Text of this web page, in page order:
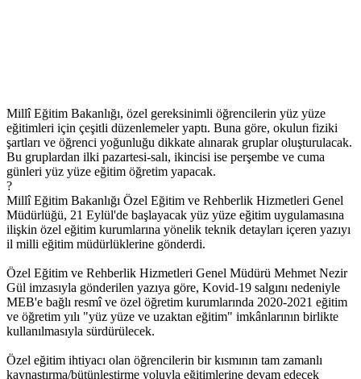
Millî Eğitim Bakanlığı, özel gereksinimli öğrencilerin yüz yüze
eğitimleri için çeşitli düzenlemeler yaptı. Buna göre, okulun fiziki
şartları ve öğrenci yoğunluğu dikkate alınarak gruplar oluşturulacak.
Bu gruplardan ilki pazartesi-salı, ikincisi ise perşembe ve cuma
günleri yüz yüze eğitim öğretim yapacak.
?
Millî Eğitim Bakanlığı Özel Eğitim ve Rehberlik Hizmetleri Genel
Müdürlüğü, 21 Eylül'de başlayacak yüz yüze eğitim uygulamasına
ilişkin özel eğitim kurumlarına yönelik teknik detayları içeren yazıyı
il milli eğitim müdürlüklerine gönderdi.
Özel Eğitim ve Rehberlik Hizmetleri Genel Müdürü Mehmet Nezir
Gül imzasıyla gönderilen yazıya göre, Kovid-19 salgını nedeniyle
MEB'e bağlı resmî ve özel öğretim kurumlarında 2020-2021 eğitim
ve öğretim yılı "yüz yüze ve uzaktan eğitim" imkânlarının birlikte
kullanılmasıyla sürdürülecek.
Özel eğitim ihtiyacı olan öğrencilerin bir kısmının tam zamanlı
kaynaştırma/bütünleştirme yoluyla eğitimlerine devam edecek